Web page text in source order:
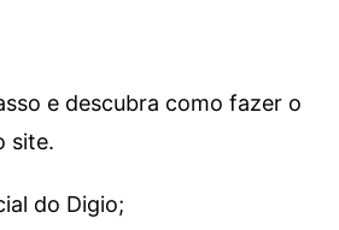
e descubra como fazer o
site.
do Digio;